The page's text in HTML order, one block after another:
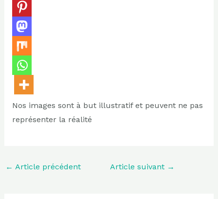
Nos images sont à but illustratif et peuvent ne pas
représenter la réalité
← Article précédent Article suivant →